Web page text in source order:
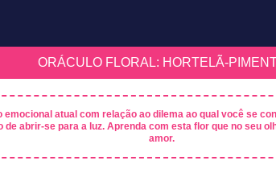
ORÁCULO FLORAL: HORTELÃ-
atual com relação ao dilema ao qual você se
abrir-se para a luz. Aprenda com esta flor que no seu
amor.